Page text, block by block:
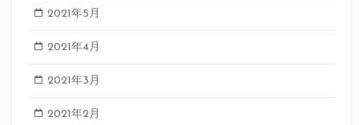
2021年5月
2021年4月
2021年3月
2021年2月